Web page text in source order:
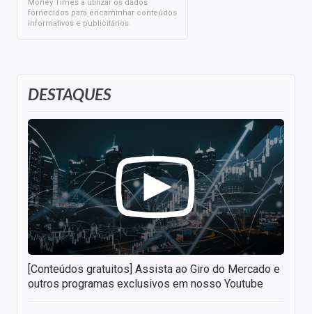
DESTAQUES
[Conteúdos gratuitos] Assista ao Giro do Mercado e
outros programas exclusivos em nosso Youtube
Money Times a utilizar os dados
fornecidos para encaminhar conteúdos
informativos e publicitários.